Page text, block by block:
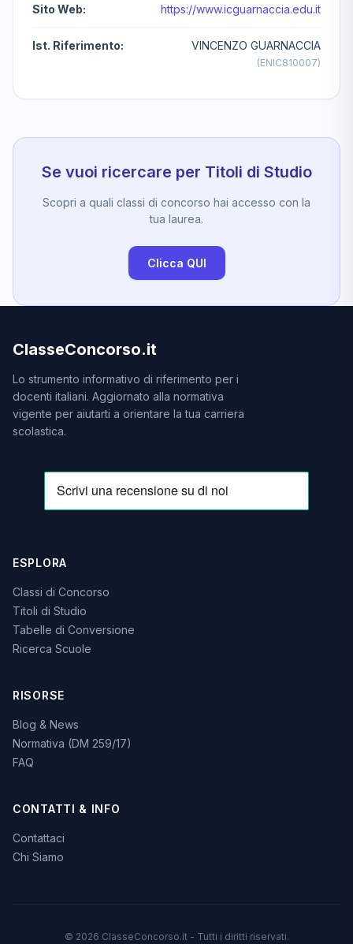
Sito Web: https://www.icguarnaccia.edu.it
Ist. Riferimento: VINCENZO GUARNACCIA
(ENIC810007)
Se vuoi ricercare per Titoli di Studio
Scopri a quali classi di concorso hai accesso con la
tua laurea.
Clicca QUI
ClasseConcorso.it
Lo strumento informativo di riferimento per i
docenti italiani. Aggiornato alla normativa
vigente per aiutarti a orientare la tua carriera
scolastica.
ESPLORA
Classi di Concorso
Titoli di Studio
Tabelle di Conversione
Ricerca Scuole
RISORSE
Blog & News
Normativa (DM 259/17)
FAQ
CONTATTI & INFO
Contattaci
Chi Siamo
© 2026 ClasseConcorso.it - Tutti i diritti riservati.